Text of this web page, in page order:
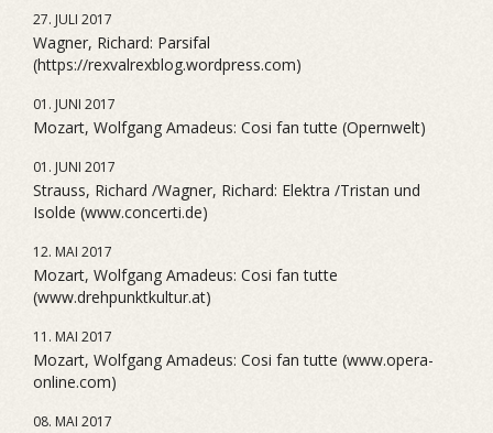
27. JULI 2017
Wagner, Richard: Parsifal
(https://rexvalrexblog.wordpress.com)
01. JUNI 2017
Mozart, Wolfgang Amadeus: Cosi fan tutte (Opernwelt)
01. JUNI 2017
Strauss, Richard /Wagner, Richard: Elektra /Tristan und
Isolde (www.concerti.de)
12. MAI 2017
Mozart, Wolfgang Amadeus: Cosi fan tutte
(www.drehpunktkultur.at)
11. MAI 2017
Mozart, Wolfgang Amadeus: Cosi fan tutte (www.opera-
online.com)
08. MAI 2017